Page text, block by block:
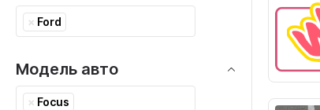
× Ford
Модель авто
× Focus